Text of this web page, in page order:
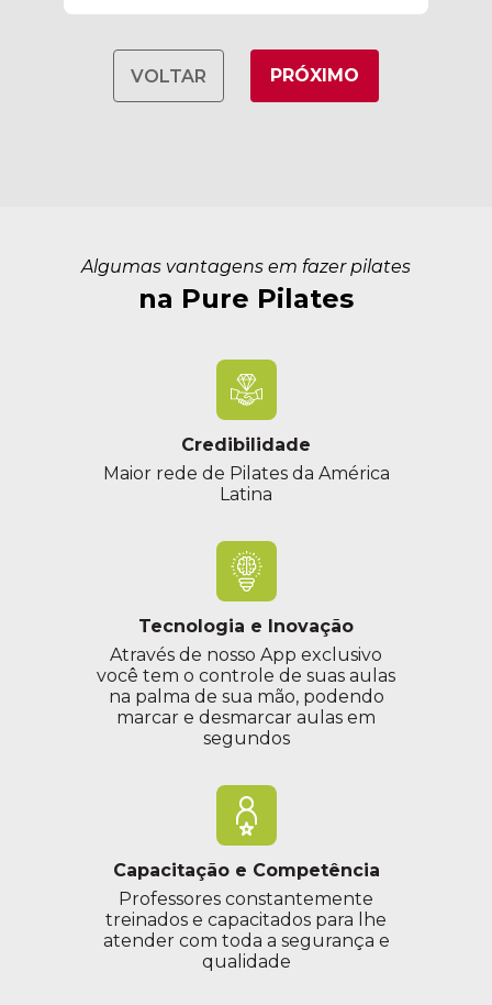
12:00 às 12:55
Prof. Clarissa Rodrigues
VOLTAR PRÓXIMO
Algumas vantagens em fazer pilates
na Pure Pilates
Credibilidade
Maior rede de Pilates da América
Latina
Tecnologia e Inovação
Através de nosso App exclusivo
você tem o controle de suas aulas
na palma de sua mão, podendo
marcar e desmarcar aulas em
segundos
Capacitação e Competência
Professores constantemente
treinados e capacitados para lhe
atender com toda a segurança e
qualidade